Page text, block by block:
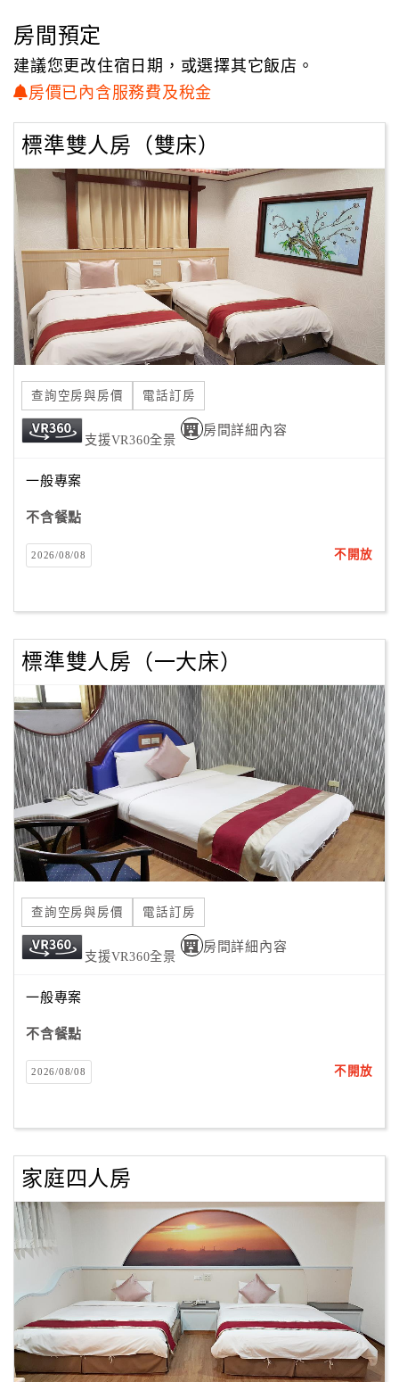
地
圖
顧
務
顧
滿
意
度
訂
單
管
理
員
戶
客
服
聯
單
Line
線
上
客
服
紅
利
查
訂
房
Q&A
旅
卡
訂
房
請
收
據
房間預定
建議您更改住宿日期，或選擇其它飯店。
房價已內含服務費及稅金
標準雙人房（雙床）
查詢空房與房價 電話訂房
支援VR360全景
房間詳細內容
一般專案
不含餐點
2026/08/08 不開放
標準雙人房（一大床）
查詢空房與房價 電話訂房
支援VR360全景
房間詳細內容
一般專案
不含餐點
2026/08/08 不開放
家庭四人房